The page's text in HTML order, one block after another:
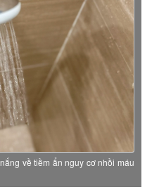
về tiềm ẩn nguy cơ nhồi máu